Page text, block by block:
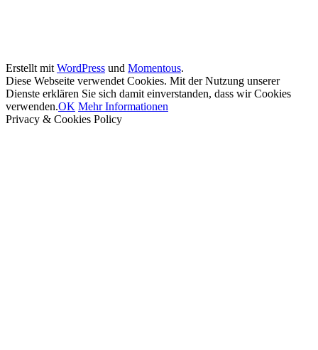
Erstellt mit WordPress und Momentous.
Diese Webseite verwendet Cookies. Mit der Nutzung unserer
Dienste erklären Sie sich damit einverstanden, dass wir Cookies
verwenden.OK Mehr Informationen
Privacy & Cookies Policy